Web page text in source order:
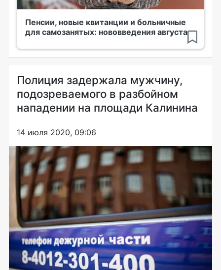
Пенсии, новые квитанции и больничные
для самозанятых: нововведения августа
Полиция задержала мужчину,
подозреваемого в разбойном
нападении на площади Калинина
14 июля 2020, 09:06